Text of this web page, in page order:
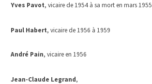
Yves Pavot, vicaire de 1954 à sa mort en mars 1955
Paul Habert, vicaire de 1956 à 1959
André Pain, vicaire en 1956
Jean-Claude Legrand,